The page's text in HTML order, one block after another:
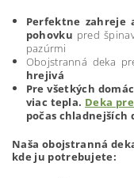
Perfektne zahreje
pohovku pred
pazúrmi
Obojstranná deka
hrejivá
Pre všetkých
viac tepla. Deka
počas chladnejších
Naša obojstranná
kde ju potrebujete: